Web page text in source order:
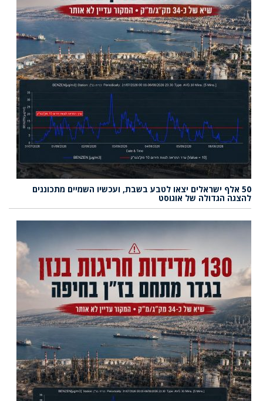
50 אלף ישראלים יצאו לטבע בשבת, ועכשיו השמיים מתכוננים
להצגה הגדולה של אוגוסט